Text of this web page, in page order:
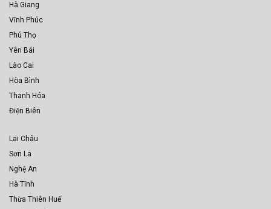
Hà Giang
Vĩnh Phúc
Phú Thọ
Yên Bái
Lào Cai
Hòa Bình
Thanh Hóa
Điện Biên
Lai Châu
Sơn La
Nghệ An
Hà Tĩnh
Thừa Thiên Huế